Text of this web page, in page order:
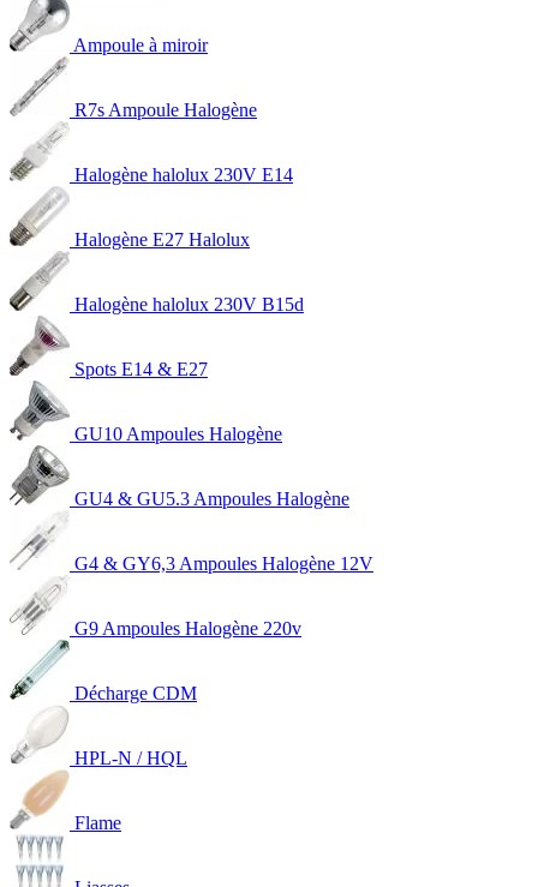
Ampoule à miroir
R7s Ampoule Halogène
Halogène halolux 230V E14
Halogène E27 Halolux
Halogène halolux 230V B15d
Spots E14 & E27
GU10 Ampoules Halogène
GU4 & GU5.3 Ampoules Halogène
G4 & GY6,3 Ampoules Halogène 12V
G9 Ampoules Halogène 220v
Décharge CDM
HPL-N / HQL
Flame